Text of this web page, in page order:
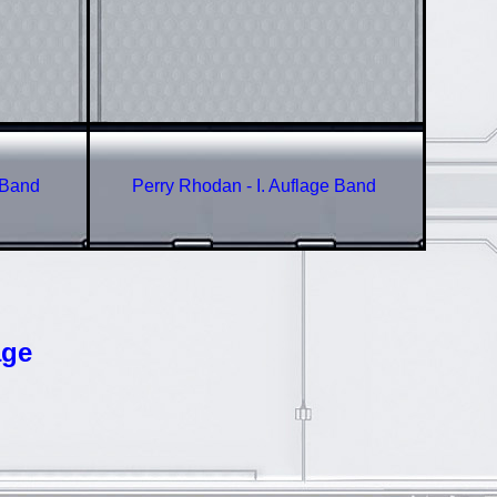
Perry Rhodan - I. Auflage Band